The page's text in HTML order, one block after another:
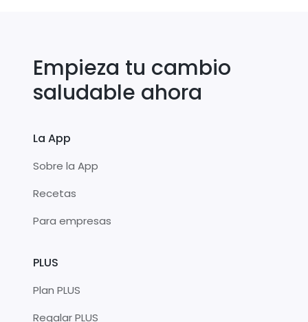
Empieza tu cambio
saludable ahora
La App
Sobre la App
Recetas
Para empresas
PLUS
Plan PLUS
Regalar PLUS